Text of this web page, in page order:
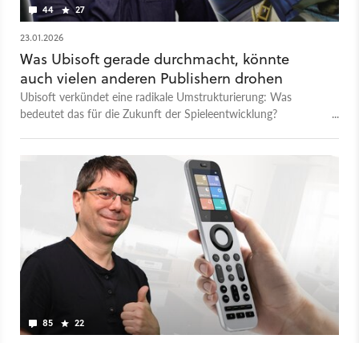
44 27
23.01.2026
Was Ubisoft gerade durchmacht, könnte
auch vielen anderen Publishern drohen
Ubisoft verkündet eine radikale Umstrukturierung: Was
bedeutet das für die Zukunft der Spieleentwicklung?
85 22